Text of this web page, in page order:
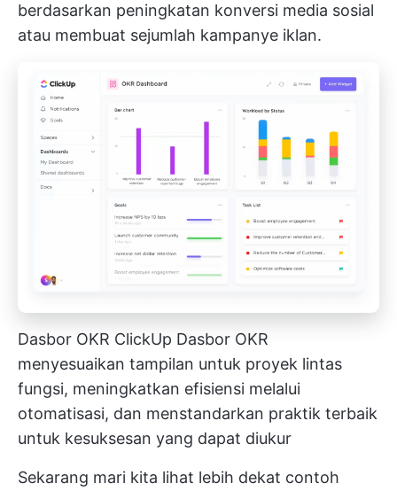
berdasarkan peningkatan konversi media sosial
atau membuat sejumlah kampanye iklan.
Dasbor OKR ClickUp Dasbor OKR
menyesuaikan tampilan untuk proyek lintas
fungsi, meningkatkan efisiensi melalui
otomatisasi, dan menstandarkan praktik terbaik
untuk kesuksesan yang dapat diukur
Sekarang mari kita lihat lebih dekat contoh